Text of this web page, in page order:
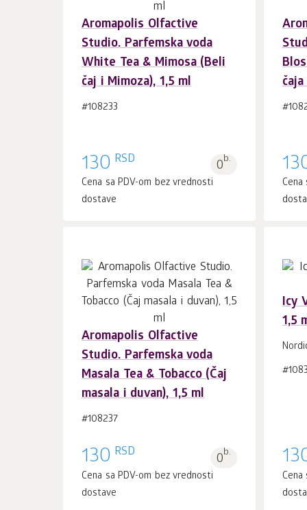
Aromapolis Olfactive
Studio. Parfemska voda
White Tea & Mimosa (Beli
čaj i Mimoza), 1,5 ml
#108233
130 RSD 0b.
Cena sa PDV-om bez vrednosti
dostave
U korpu 1kom.
čaja
Aromapolis Olfactive
Studio. Parfemska voda
Masala Tea & Tobacco (Čaj
masala i duvan), 1,5 ml
#108237
130 RSD 0b.
Cena sa PDV-om bez vrednosti
dostave
U korpu 1kom.
Icy
1,5